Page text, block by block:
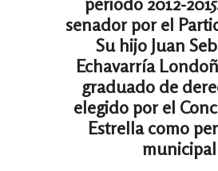
senador por el
Su hijo Juan
Echavarría
graduado de
elegido por el
Estrella como
municipal